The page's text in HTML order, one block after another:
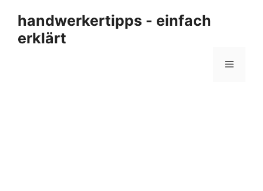
Inhalt
springen
handwerkertipps - einfach
erklärt
Menü